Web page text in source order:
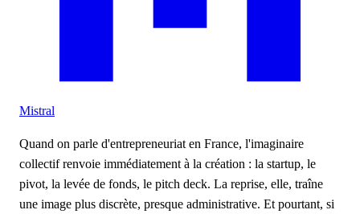
Mistral
Quand on parle d'entrepreneuriat en France, l'imaginaire
collectif renvoie immédiatement à la création : la startup, le
pivot, la levée de fonds, le pitch deck. La reprise, elle, traîne
une image plus discrète, presque administrative. Et pourtant, si